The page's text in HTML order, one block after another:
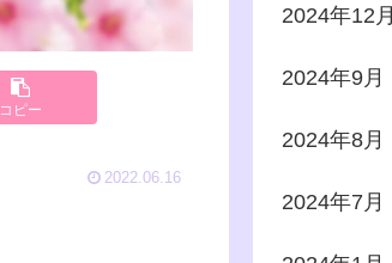
コピー
2022.06.16
2024年12月
2024年9月
2024年8月
2024年7月